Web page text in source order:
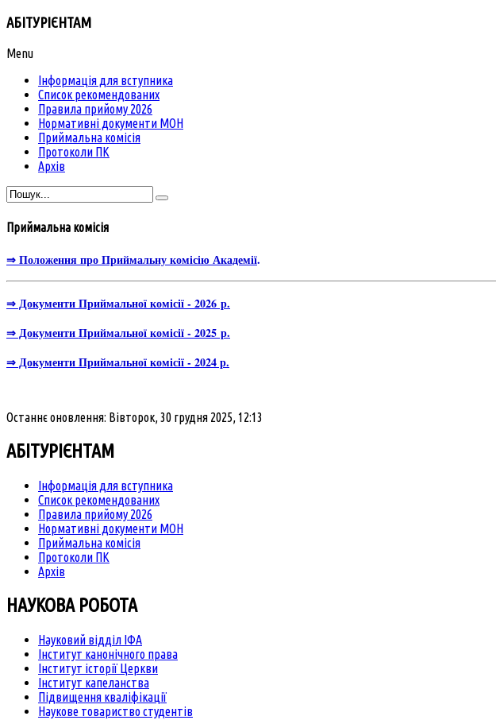
АБІТУРІЄНТАМ
Menu
Інформація для вступника
Список рекомендованих
Правила прийому 2026
Нормативні документи МОН
Приймальна комісія
Протоколи ПК
Архів
Приймальна комісія
⇒ Положення про Приймальну комісію Академії.
⇒ Документи Приймальної комісії - 2026 р.
⇒ Документи Приймальної комісії - 2025 р.
⇒ Документи Приймальної комісії - 2024 р.
Останнє оновлення: Вівторок, 30 грудня 2025, 12:13
АБІТУРІЄНТАМ
Інформація для вступника
Список рекомендованих
Правила прийому 2026
Нормативні документи МОН
Приймальна комісія
Протоколи ПК
Архів
НАУКОВА РОБОТА
Науковий відділ ІФА
Інститут канонічного права
Інститут історії Церкви
Інститут капеланства
Підвищення кваліфікації
Наукове товариство студентів